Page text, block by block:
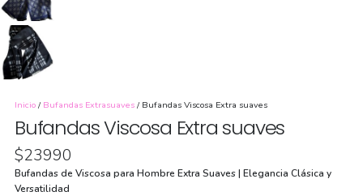
Inicio / Bufandas Extrasuaves / Bufandas Viscosa Extra suaves
Bufandas Viscosa Extra suaves
$23990
Bufandas de Viscosa para Hombre Extra Suaves | Elegancia Clásica y
Versatilidad